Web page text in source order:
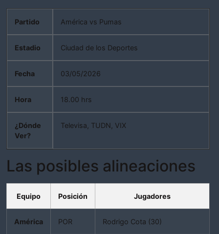
Partido
Estadio
Fecha
Hora
¿Dónde
Ver?
América vs Pumas
Ciudad de los Deportes
03/05/2026
18.00 hrs
Televisa, TUDN, VIX
Las posibles alineaciones
Equipo Posición Jugadores
América POR Rodrigo Cota (30)